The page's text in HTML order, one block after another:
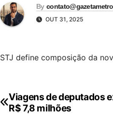
By
OUT 31, 2025
STJ define composição da
Navegação
Viagens de deputados
R$ 7,8 milhões